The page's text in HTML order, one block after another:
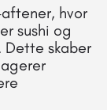
hvor
sushi og
skaber